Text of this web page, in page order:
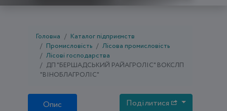
Головна
Каталог підприємств
Промисловість
Лісова промисловість
Лісові господарства
ДП "БЕРШАДСЬКИЙ РАЙАГРОЛІС" ВОКСЛП
"ВІНОБЛАГРОЛІС"
Опис Поділитися